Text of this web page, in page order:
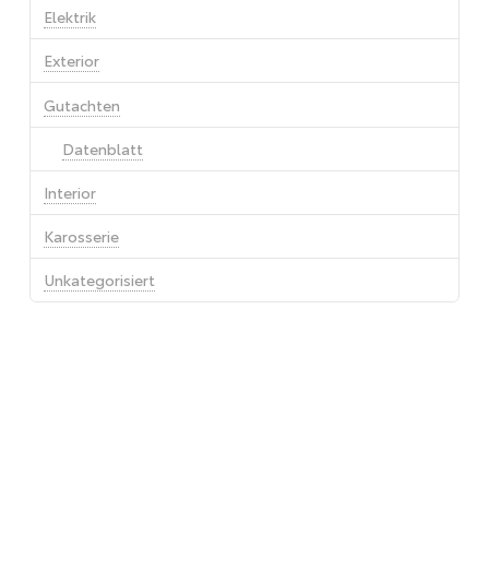
Elektrik
Exterior
Gutachten
Datenblatt
Interior
Karosserie
Unkategorisiert